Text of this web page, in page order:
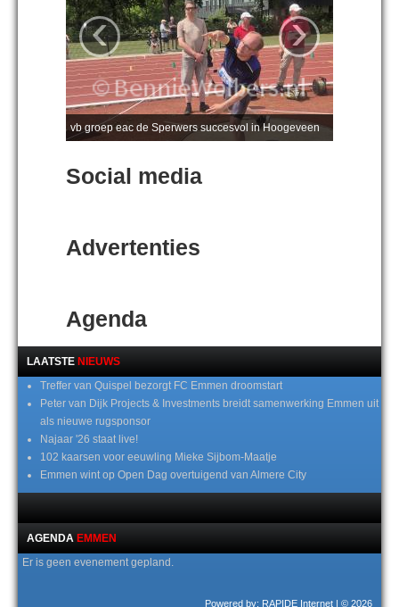
vb groep eac de Sperwers succesvol in Hoogeveen
‹ ›
Social media
Advertenties
Agenda
LAATSTE NIEUWS
Treffer van Quispel bezorgt FC Emmen droomstart
Peter van Dijk Projects & Investments breidt samenwerking Emmen uit
als nieuwe rugsponsor
Najaar '26 staat live!
102 kaarsen voor eeuwling Mieke Sijbom-Maatje
Emmen wint op Open Dag overtuigend van Almere City
AGENDA EMMEN
Er is geen evenement gepland.
Powered by: RAPIDE Internet | © 2026